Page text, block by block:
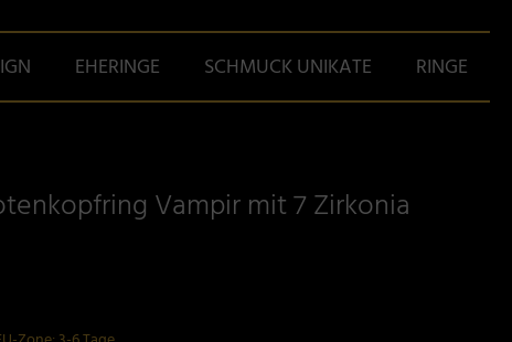
EHERINGE SCHMUCK UNIKATE RINGE
Vampir mit 7 Zirkonia